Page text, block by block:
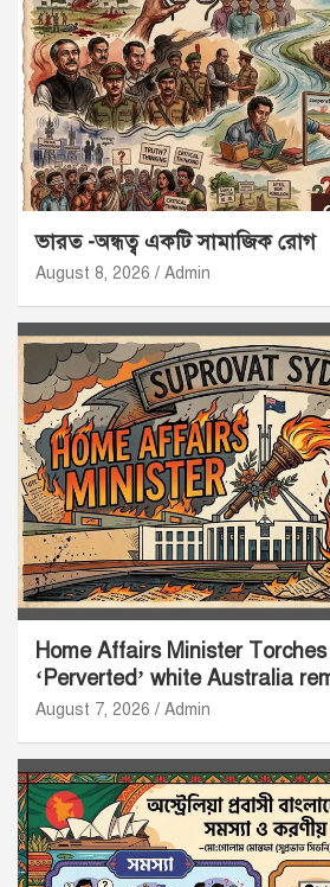
ভারত -অন্ধত্ব একটি সামাজিক রোগ
August 8, 2026 Admin
Home Affairs Minister
‘Perverted’ white Australia
August 7, 2026 Admin